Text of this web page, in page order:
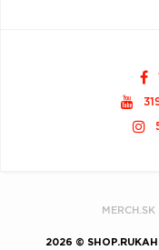
MERCH.SK
2026 ©